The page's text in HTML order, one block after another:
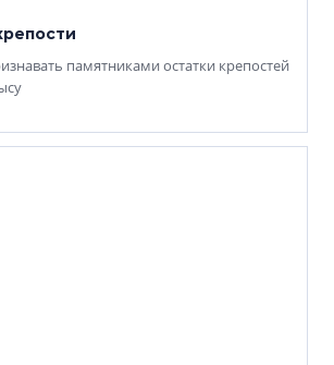
памятниками остатки крепостей